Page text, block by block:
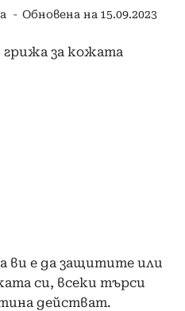
Обновена на 15.09.2023
ви е да защитите или
си, всеки търси
действат.